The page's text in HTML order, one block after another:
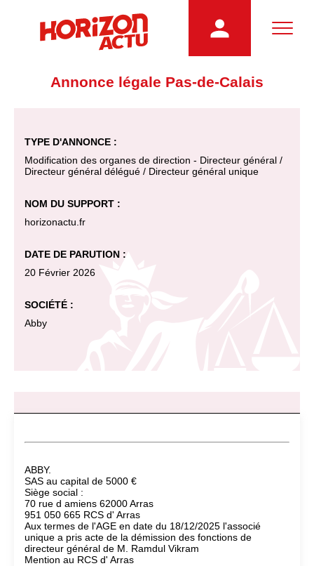
Annonce légale Pas-de-Calais
TYPE D'ANNONCE :
Modification des organes de direction - Directeur général /
Directeur général délégué / Directeur général unique
NOM DU SUPPORT :
horizonactu.fr
DATE DE PARUTION :
20 Février 2026
SOCIÉTÉ :
Abby
ABBY.
SAS au capital de 5000 €
Siège social :
70 rue d amiens 62000 Arras
951 050 665 RCS d' Arras
Aux termes de l'AGE en date du 18/12/2025 l'associé
unique a pris acte de la démission des fonctions de
directeur général de M. Ramdul Vikram
Mention au RCS d' Arras